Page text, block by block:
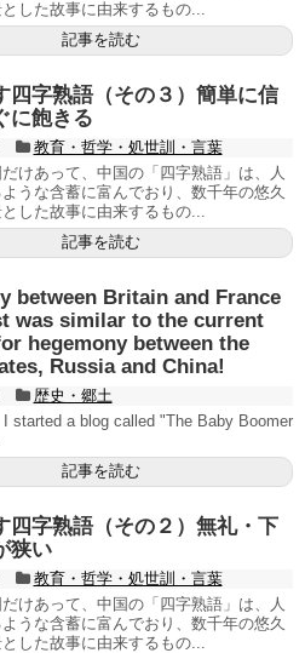
した故事に由来するもの...
記事を読む
四字熟語（その３）簡単に信
に飽きる
教育・哲学・処世訓・言葉
けあって、中国の「四字熟語」は、人
うな含蓄に富んでおり、数千年の悠久
した故事に由来するもの...
記事を読む
between Britain and France
was similar to the current
hegemony between the
Russia and China!
歴史・郷土
I started a blog called "The Baby Boomer
記事を読む
四字熟語（その２）無礼・下
狭い
教育・哲学・処世訓・言葉
けあって、中国の「四字熟語」は、人
うな含蓄に富んでおり、数千年の悠久
した故事に由来するもの...